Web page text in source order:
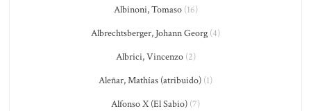
Albinoni, Tomaso(16)
Albrechtsberger, Johann Georg (4)
Albrici, Vincenzo(2)
Aleñar, Mathías (atribuido) (1)
Alfonso X (El Sabio) (7)